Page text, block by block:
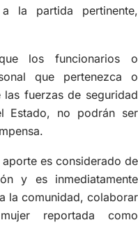
a la partida pertinente,
los funcionarios o
que pertenezca o
fuerzas de seguridad
Estado, no podrán ser
es considerado de
y es inmediatamente
la comunidad, colaborar
reportada como